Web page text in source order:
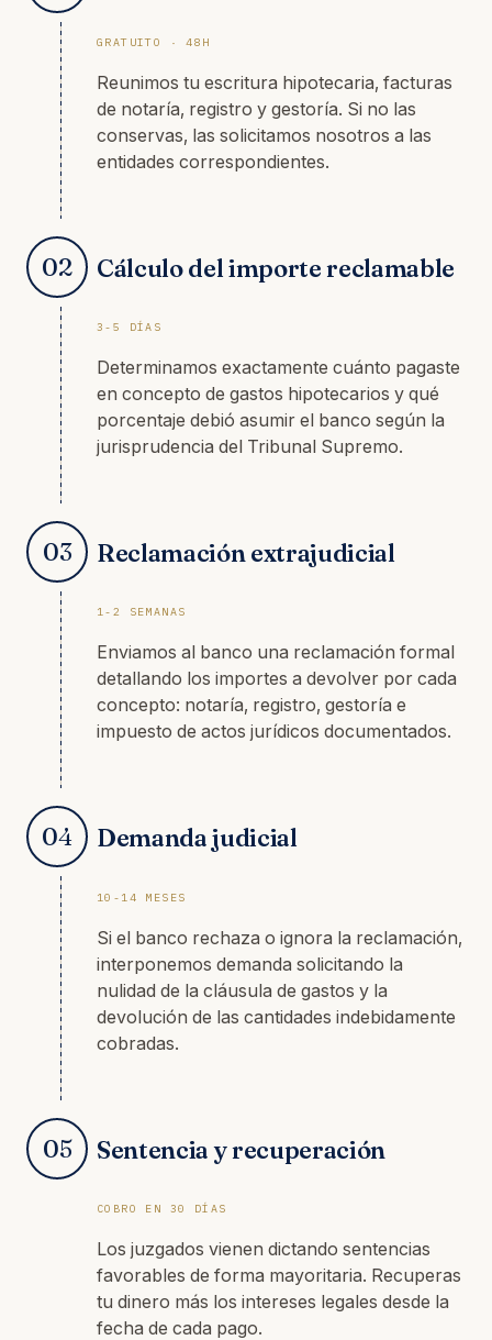
GRATUITO · 48H
Reunimos tu escritura hipotecaria, facturas
de notaría, registro y gestoría. Si no las
conservas, las solicitamos nosotros a las
entidades correspondientes.
02 Cálculo del importe reclamable
3-5 DÍAS
Determinamos exactamente cuánto pagaste
en concepto de gastos hipotecarios y qué
porcentaje debió asumir el banco según la
jurisprudencia del Tribunal Supremo.
03 Reclamación extrajudicial
1-2 SEMANAS
Enviamos al banco una reclamación formal
detallando los importes a devolver por cada
concepto: notaría, registro, gestoría e
impuesto de actos jurídicos documentados.
04 Demanda judicial
10-14 MESES
Si el banco rechaza o ignora la reclamación,
interponemos demanda solicitando la
nulidad de la cláusula de gastos y la
devolución de las cantidades indebidamente
cobradas.
05 Sentencia y recuperación
COBRO EN 30 DÍAS
Los juzgados vienen dictando sentencias
favorables de forma mayoritaria. Recuperas
tu dinero más los intereses legales desde la
fecha de cada pago.